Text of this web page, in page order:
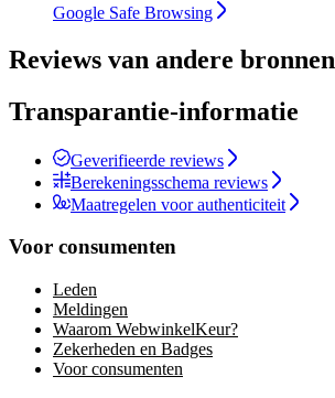
Google Safe Browsing
Reviews van andere bronnen
Transparantie-informatie
Geverifieerde reviews
Berekeningsschema reviews
Maatregelen voor authenticiteit
Voor consumenten
Leden
Meldingen
Waarom WebwinkelKeur?
Zekerheden en Badges
Voor consumenten